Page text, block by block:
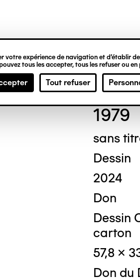
votre expérience de navigation et d’établir
tous les accepter, tous les refuser ou
Tout refuser
1979
sans
Dessin
2024
Don
Dessin
carton
57,8 x
Don du